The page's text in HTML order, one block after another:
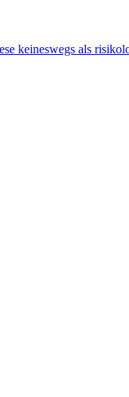
keineswegs als